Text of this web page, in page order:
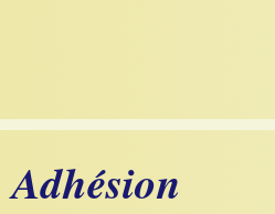
Adhésion